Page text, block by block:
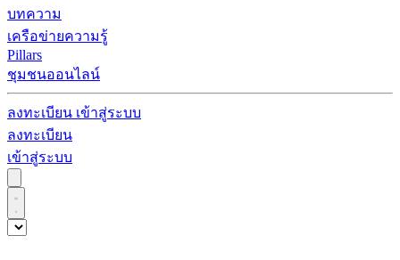
บทความ
เครือข่ายความรู้
Pillars
ชุมชนออนไลน์
ลงทะเบียน เข้าสู่ระบบ
ลงทะเบียน
เข้าสู่ระบบ